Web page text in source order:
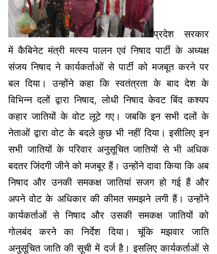
प्रदेश सरकार
में कैबिनेट मंत्री मत्स्य पालन एवं निषाद पार्टी के अध्यक्ष
संजय निषाद ने कार्यकर्ताओं से पार्टी को मजबूत करने पर
बल दिया। उन्होंने कहा कि स्वतंत्रता के बाद देश के
विभिन्न दलों द्वारा निषाद, लोधी निषाद केवट बिंद कश्यप
कहार जातियों के वोट लूटे गए। जबकि इन सभी दलों के
नेताओं द्वारा वोट के बदले कुछ भी नहीं दिया। इसीलिए इन
सभी जातियों के परिवार अनुसूचित जातियों से भी अधिक
बदतर जिंदगी जीने को मजबूर हैं। उन्होंने दावा किया कि अब
निषाद और उनकी समकक्ष जातियां सजग हो गई हैं और
अपने वोट के अधिकार की कीमत समझने लगी हैं। उन्होंने
कार्यकर्ताओं से निषाद और उसकी समकक्ष जातियों को
गोलबंद करने का निर्देश दिया। चूंकि मझवार जाति
अनुसूचित जाति की सूची में दर्ज है। इसलिए कार्यकर्ताओं से